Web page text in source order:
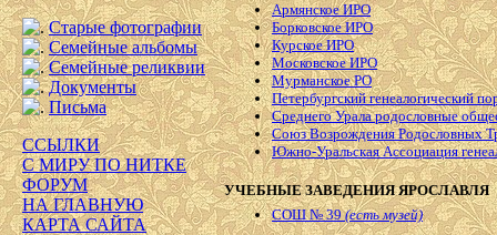
Старые фотографии
Семейные альбомы
Семейные реликвии
Документы
Письма
ССЫЛКИ
С МИРУ ПО НИТКЕ
ФОРУМ
НА ГЛАВНУЮ
КАРТА САЙТА
Армянское ИРО
Борковское ИРО
Курское ИРО
Московское ИРО
Мурманское РО
Петербургский генеалогический
Среднего Урала родословные
Союз Возрождения Родословных
Южно-Уральская Ассоциация
УЧЕБНЫЕ ЗАВЕДЕНИЯ ЯРОСЛАВЛЯ
СОШ № 39(есть музей)